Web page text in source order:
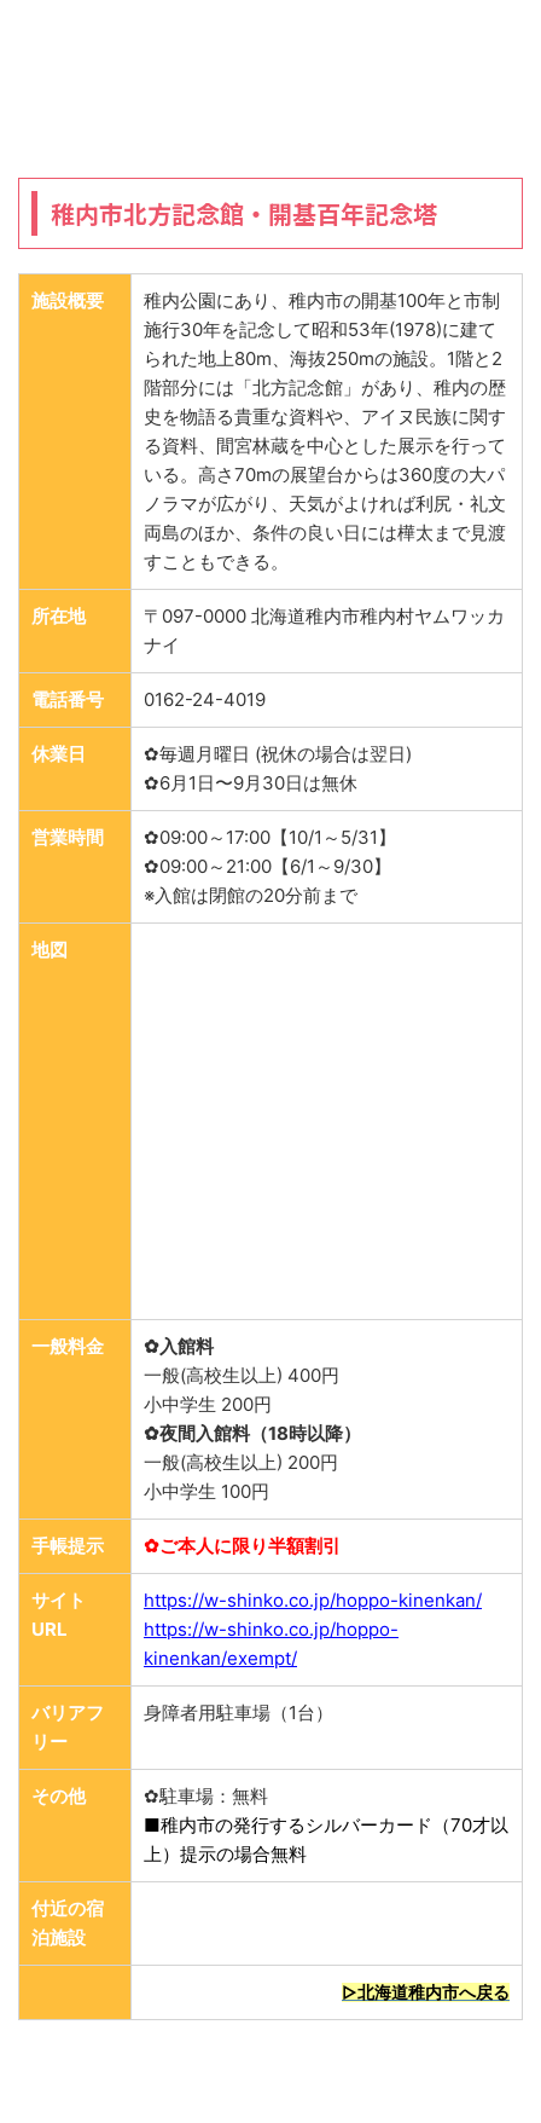
稚内市北方記念館・開基百年記念塔
施設概要
稚内公園にあり、稚内市の開基100年と市制
施行30年を記念して昭和53年(1978)に建て
られた地上80m、海抜250mの施設。1階と2
階部分には「北方記念館」があり、稚内の歴
史を物語る貴重な資料や、アイヌ民族に関す
る資料、間宮林蔵を中心とした展示を行って
いる。高さ70mの展望台からは360度の大パ
ノラマが広がり、天気がよければ利尻・礼文
両島のほか、条件の良い日には樺太まで見渡
すこともできる。
所在地
〒097-0000 北海道稚内市稚内村ヤムワッカ
ナイ
電話番号 0162-24-4019
休業日
✿毎週月曜日 (祝休の場合は翌日)
✿6月1日〜9月30日は無休
営業時間
✿09:00～17:00【10/1～5/31】
✿09:00～21:00【6/1～9/30】
※入館は閉館の20分前まで
地図
一般料金
✿入館料
一般(高校生以上) 400円
小中学生 200円
✿夜間入館料（18時以降）
一般(高校生以上) 200円
小中学生 100円
手帳提示 ✿ご本人に限り半額割引
サイト
URL
https://w-shinko.co.jp/hoppo-kinenkan/
https://w-shinko.co.jp/hoppo-
kinenkan/exempt/
バリアフ
リー
身障者用駐車場（1台）
その他
✿駐車場：無料
■稚内市の発行するシルバーカード（70才以
上）提示の場合無料
付近の宿
泊施設
▷北海道稚内市へ戻る